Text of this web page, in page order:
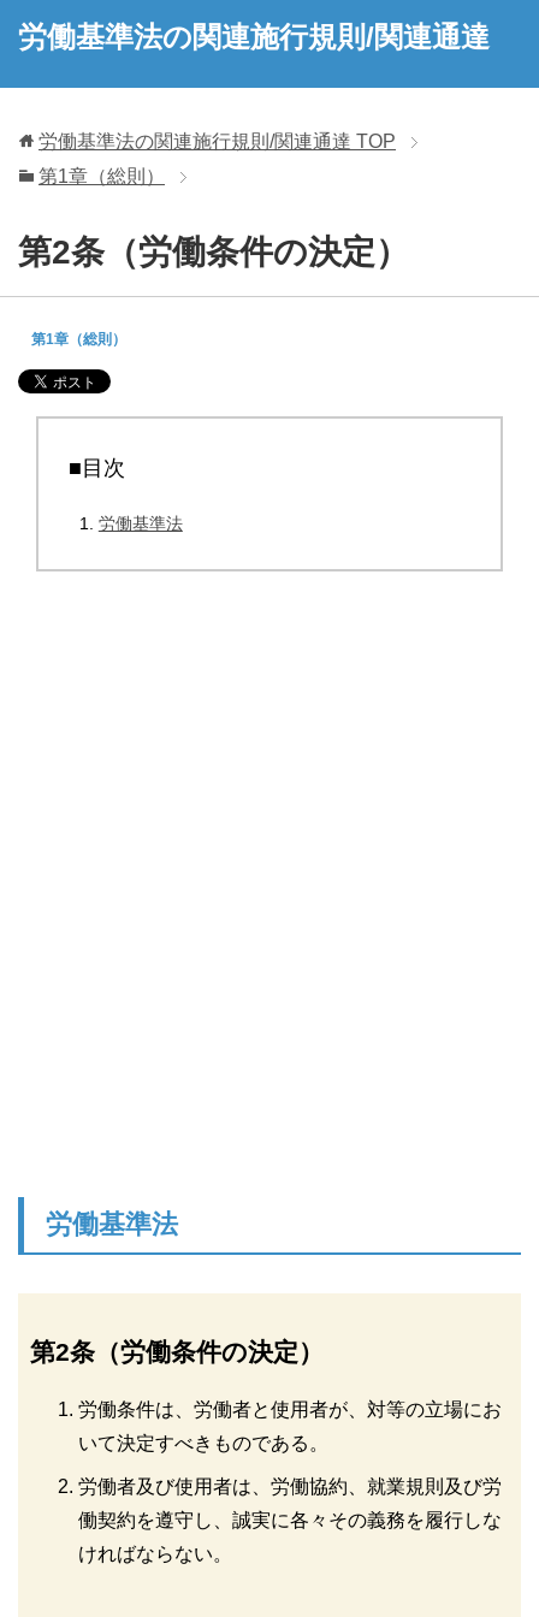
労働基準法の関連施行規則/関連通達
労働基準法の関連施行規則/関連通達 TOP
第1章（総則）
第2条（労働条件の決定）
第1章（総則）
■目次
労働基準法
労働基準法
第2条（労働条件の決定）
労働条件は、労働者と使用者が、対等の立場にお
いて決定すべきものである。
労働者及び使用者は、労働協約、就業規則及び労
働契約を遵守し、誠実に各々その義務を履行しな
ければならない。